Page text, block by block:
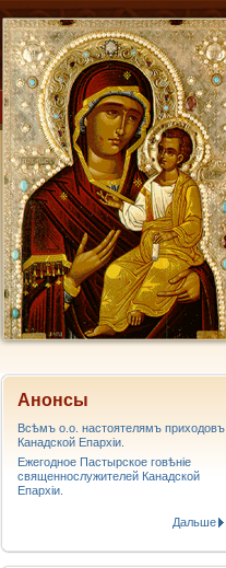
Анонсы
Всѣмъ о.о. настоятелямъ приходовъ
Канадской Епархiи.
Ежегодное Пастырское говѣніе
священнослужителей Канадской
Епархіи.
Дальше